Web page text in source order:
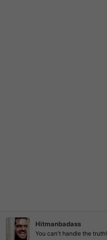
Hitmanbadass
You can't handle the truth!